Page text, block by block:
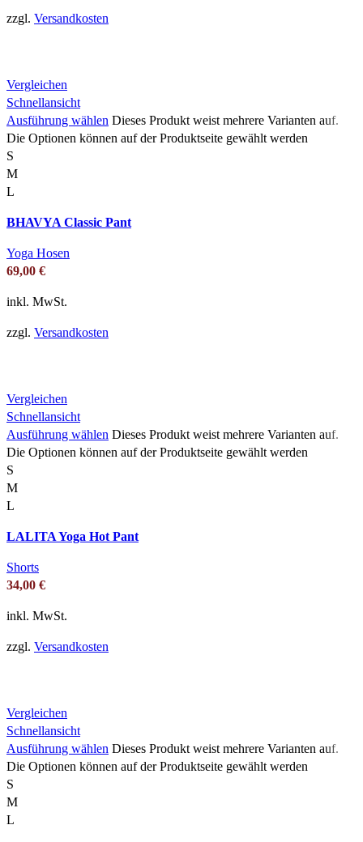
zzgl. Versandkosten
Vergleichen
Schnellansicht
Ausführung wählen Dieses Produkt weist mehrere Varianten auf.
Die Optionen können auf der Produktseite gewählt werden
S
M
L
BHAVYA Classic Pant
Yoga Hosen
69,00 €
inkl. MwSt.
zzgl. Versandkosten
Vergleichen
Schnellansicht
Ausführung wählen Dieses Produkt weist mehrere Varianten auf.
Die Optionen können auf der Produktseite gewählt werden
S
M
L
LALITA Yoga Hot Pant
Shorts
34,00 €
inkl. MwSt.
zzgl. Versandkosten
Vergleichen
Schnellansicht
Ausführung wählen Dieses Produkt weist mehrere Varianten auf.
Die Optionen können auf der Produktseite gewählt werden
S
M
L